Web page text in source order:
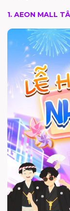
1. AEON MALL